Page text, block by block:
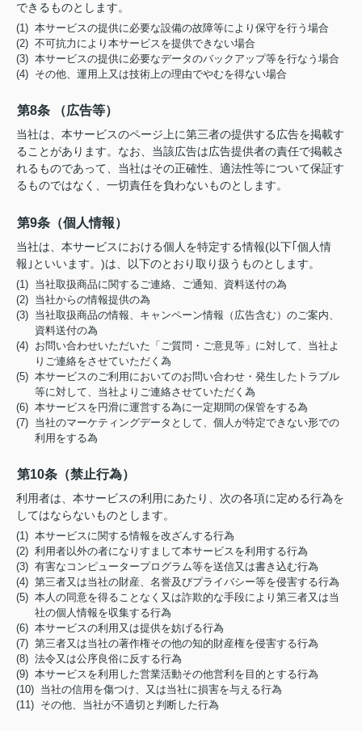
できるものとします。
(1) 本サービスの提供に必要な設備の故障等により保守を行う場合
(2) 不可抗力により本サービスを提供できない場合
(3) 本サービスの提供に必要なデータのバックアップ等を行なう場合
(4) その他、運用上又は技術上の理由でやむを得ない場合
第8条 （広告等）
当社は、本サービスのページ上に第三者の提供する広告を掲載す
ることがあります。なお、当該広告は広告提供者の責任で掲載さ
れるものであって、当社はその正確性、適法性等について保証す
るものではなく、一切責任を負わないものとします。
第9条（個人情報）
当社は、本サービスにおける個人を特定する情報(以下｢個人情
報｣といいます。)は、以下のとおり取り扱うものとします。
(1) 当社取扱商品に関するご連絡、ご通知、資料送付の為
(2) 当社からの情報提供の為
(3) 当社取扱商品の情報、キャンペーン情報（広告含む）のご案内、
資料送付の為
(4) お問い合わせいただいた「ご質問・ご意見等」に対して、当社よ
りご連絡をさせていただく為
(5) 本サービスのご利用においてのお問い合わせ・発生したトラブル
等に対して、当社よりご連絡させていただく為
(6) 本サービスを円滑に運営する為に一定期間の保管をする為
(7) 当社のマーケティングデータとして、個人が特定できない形での
利用をする為
第10条（禁止行為）
利用者は、本サービスの利用にあたり、次の各項に定める行為を
してはならないものとします。
(1) 本サービスに関する情報を改ざんする行為
(2) 利用者以外の者になりすまして本サービスを利用する行為
(3) 有害なコンピュータープログラム等を送信又は書き込む行為
(4) 第三者又は当社の財産、名誉及びプライバシー等を侵害する行為
(5) 本人の同意を得ることなく又は詐欺的な手段により第三者又は当
社の個人情報を収集する行為
(6) 本サービスの利用又は提供を妨げる行為
(7) 第三者又は当社の著作権その他の知的財産権を侵害する行為
(8) 法令又は公序良俗に反する行為
(9) 本サービスを利用した営業活動その他営利を目的とする行為
(10) 当社の信用を傷つけ、又は当社に損害を与える行為
(11) その他、当社が不適切と判断した行為